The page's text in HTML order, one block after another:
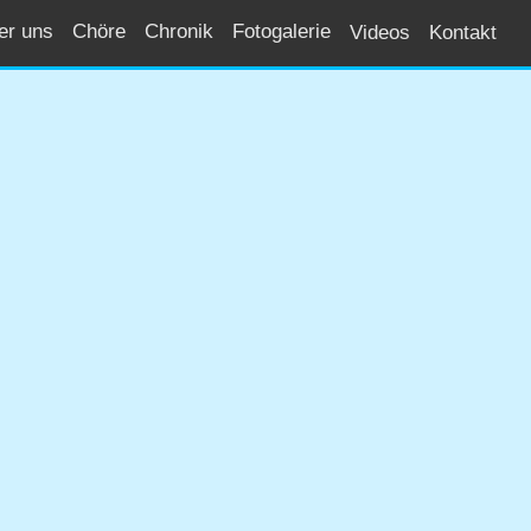
uns
Chöre
Chronik Fotogalerie Videos Kontakt